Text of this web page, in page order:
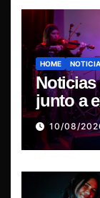
HOME
Noticias
junto a
The10/08/